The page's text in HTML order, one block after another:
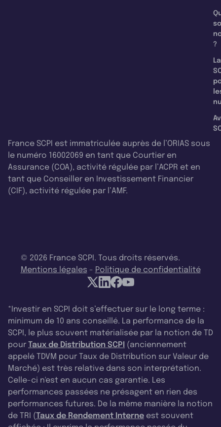
?
La
France SCPI est immatriculée auprès de l’ORIAS sous
le numéro 16002069 en tant que Courtier en
Assurance (COA), activité régulée par l’ACPR et en
tant que Conseiller en Investissement Financier
(CIF), activité régulée par l’AMF.
© 2026 France SCPI. Tous droits réservés.
Mentions légales - Politique de confidentialité
*Investir en SCPI doit s’effectuer sur le long terme :
minimum de 10 ans conseillé. La performance de la
SCPI, le plus souvent matérialisée par la notion de TD
pour Taux de Distribution SCPI (anciennement
appelé TDVM pour Taux de Distribution sur Valeur de
Marché) est très relative dans son interprétation.
Celle-ci n'est en aucun cas garantie. Les
performances passées ne présagent en rien des
performances futures. De la même manière la notion
de TRI (Taux de Rendement Interne est souvent